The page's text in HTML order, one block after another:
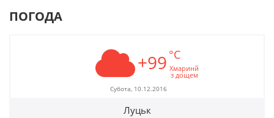
ПОГОДА
+99 °C
Хмаринй
з дощем
Субота, 10.12.2016
Луцьк